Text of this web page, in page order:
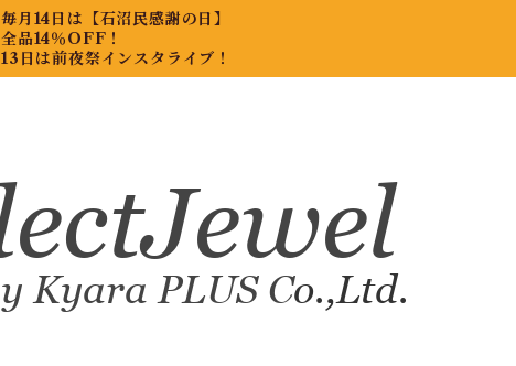
毎月14日は【石沼民感謝の日】
全品14％OFF！
13日は前夜祭インスタライブ！